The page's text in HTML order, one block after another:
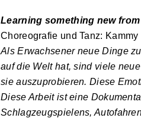
Learning something new
Choreografie und Tanz: Kammy
Als Erwachsener neue Dinge
auf die Welt hat, sind viele
sie auszuprobieren. Diese
Diese Arbeit ist eine
Schlagzeugspielens,